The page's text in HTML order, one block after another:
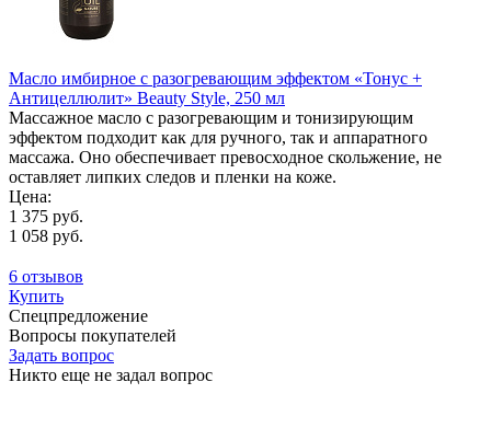
Масло имбирное с разогревающим эффектом «Тонус +
Антицеллюлит» Beauty Style, 250 мл
Массажное масло с разогревающим и тонизирующим
эффектом подходит как для ручного, так и аппаратного
массажа. Оно обеспечивает превосходное скольжение, не
оставляет липких следов и пленки на коже.
Цена:
1 375 руб.
1 058 руб.
6 отзывов
Купить
Спецпредложение
Вопросы покупателей
Задать вопрос
Никто еще не задал вопрос